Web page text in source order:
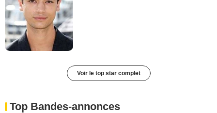
Voir le top star complet
Top Bandes-annonces